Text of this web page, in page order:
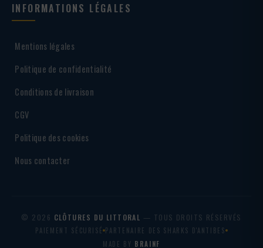
INFORMATIONS LÉGALES
Mentions légales
Politique de confidentialité
Conditions de livraison
CGV
Politique des cookies
Nous contacter
© 2026 CLÔTURES DU LITTORAL — TOUS DROITS RÉSERVÉS
PAIEMENT SÉCURISÉ PARTENAIRE DES SHARKS D'ANTIBES
MADE BY BRAINF